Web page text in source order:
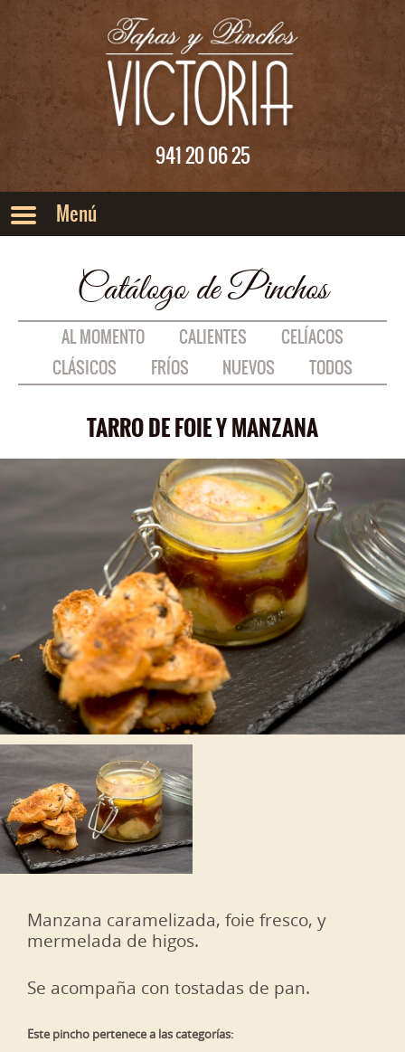
Saltar al menu principal
Saltar al contenido
941 20 06 25
Catálogo de Pinchos
AL MOMENTO CALIENTES
CELÍACOS
CLÁSICOS
FRÍOS NUEVOS TODOS
TARRO DE FOIE Y MANZANA
Manzana caramelizada, foie fresco, y
mermelada de higos.
Se acompaña con tostadas de pan.
Este pincho pertenece a las categorías: